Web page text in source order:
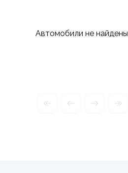
Автомобили не найдены